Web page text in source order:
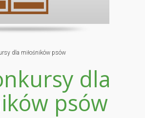
dla miłośników psów
dla
psów